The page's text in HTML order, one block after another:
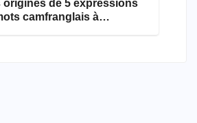
origines de 5 expressions
camfranglais à